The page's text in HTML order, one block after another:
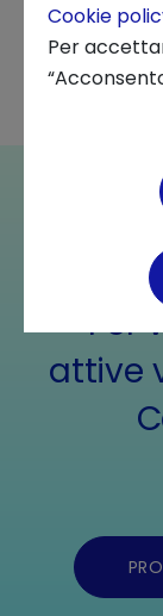
News ed Eventi
Per
attive
Cookie
Per